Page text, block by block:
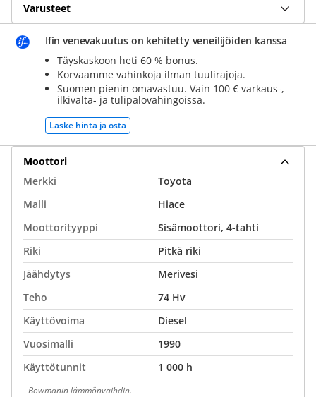
Varusteet
Ifin venevakuutus on kehitetty veneilijöiden kanssa
Täyskaskoon heti 60 % bonus.
Korvaamme vahinkoja ilman tuulirajoja.
Suomen pienin omavastuu. Vain 100 € varkaus-,
ilkivalta- ja tulipalovahingoissa.
Laske hinta ja osta
Moottori
Merkki
Toyota
Malli
Hiace
Moottorityyppi
Sisämoottori, 4-tahti
Riki
Pitkä riki
Jäähdytys
Merivesi
Teho
74 Hv
Käyttövoima
Diesel
Vuosimalli
1990
Käyttötunnit
1 000 h
-Bowmanin lämmönvaihdin.